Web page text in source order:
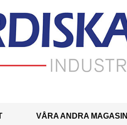
VÅRA ANDRA MAGASIN